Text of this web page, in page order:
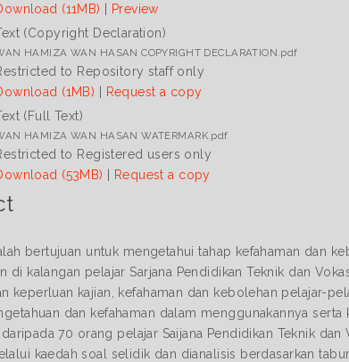
(11MB) | Preview
(Copyright Declaration)
HAMIZA WAN HASAN COPYRIGHT DECLARATION.pdf
to Repository staff only
(1MB) | Request a copy
(Full Text)
HAMIZA WAN HASAN WATERMARK.pdf
to Registered users only
(53MB) | Request a copy
bertujuan untuk mengetahui tahap kefahaman dan
di kalangan pelajar Sarjana Pendidikan Teknik dan
keperluan kajian, kefahaman dan kebolehan pelajar-
dan kefahaman dalam menggunakannya
70 orang pelajar Saijana Pendidikan Teknik
kaedah soal selidik dan dianalisis berdasarkan